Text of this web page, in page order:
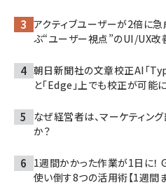
アクティブユーザーが2倍に急
ぶ“ユーザー視点”のUI/UX改
朝日新聞社の文章校正AI「
と「Edge」上でも校正が可能に
なぜ経営者は、マーケティン
か？
1週間かかった作業が1日に
使い倒す8つの活用術【1週間